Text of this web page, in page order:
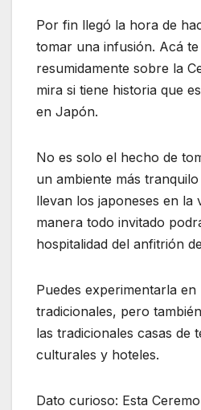
Por fin llegó la hora de
tomar una infusión. Acá
resumidamente sobre la
mira si tiene historia que
en Japón.
No es solo el hecho de
un ambiente más
llevan los japoneses en la
manera todo invitado
hospitalidad del anfitrión
Puedes experimentarla en
tradicionales, pero
las tradicionales casas de
culturales y hoteles.
Dato curioso: Esta